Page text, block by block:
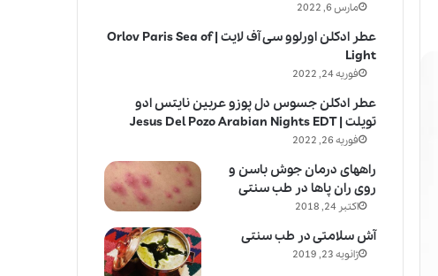
مارس 6, 2022
عطر ادکلن اورلوو سی آف لایت | Orlov Paris Sea of
Light
فوریه 24, 2022
عطر ادکلن جسوس دل پوزو عربین نایتس ادو
تویلت | Jesus Del Pozo Arabian Nights EDT
فوریه 26, 2022
راههای درمان جوش باسن و
روی ران پاها در طب سنتی
اکتبر 24, 2018
آش سلامتی در طب سنتی
ژانویه 23, 2019